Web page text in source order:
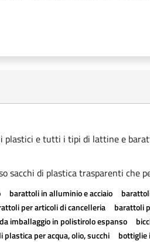
plastici e tutti i tipi di lattine e
sacchi di plastica trasparenti
barattoli in alluminio e acciaio
per articoli di cancelleria barattoli
imballaggio in polistirolo espanso
plastica per acqua, olio, succhi bottiglie